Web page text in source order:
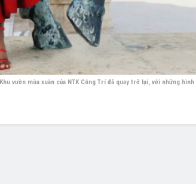
Khu vườn mùa xuân của NTK Công Trí đã quay trở lại, với những